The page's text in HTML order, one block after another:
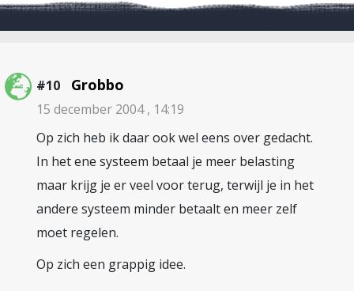
#10 Grobbo
15 december 2004 , 14:19
Op zich heb ik daar ook wel eens over gedacht.
In het ene systeem betaal je meer belasting
maar krijg je er veel voor terug, terwijl je in het
andere systeem minder betaalt en meer zelf
moet regelen.
Op zich een grappig idee.